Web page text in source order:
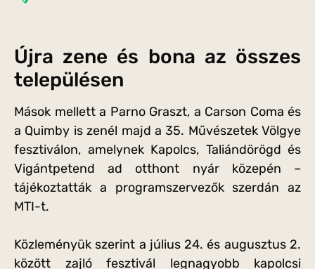
Újra zene és bona az összes
településen
Mások mellett a Parno Graszt, a Carson Coma és
a Quimby is zenél majd a 35. Művészetek Völgye
fesztiválon, amelynek Kapolcs, Taliándörögd és
Vigántpetend ad otthont nyár közepén –
tájékoztatták a programszervezők szerdán az
MTI-t.
Közleményük szerint a július 24. és augusztus 2.
között zajló fesztivál legnagyobb kapolcsi